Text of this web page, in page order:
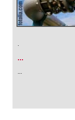
.
...
...